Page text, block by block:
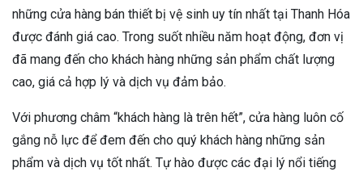
những cửa hàng bán thiết bị vệ sinh uy tín nhất tại Thanh Hóa
được đánh giá cao. Trong suốt nhiều năm hoạt động, đơn vị
đã mang đến cho khách hàng những sản phẩm chất lượng
cao, giá cả hợp lý và dịch vụ đảm bảo.
Với phương châm “khách hàng là trên hết”, cửa hàng luôn cố
gắng nỗ lực để đem đến cho quý khách hàng những sản
phẩm và dịch vụ tốt nhất. Tự hào được các đại lý nổi tiếng